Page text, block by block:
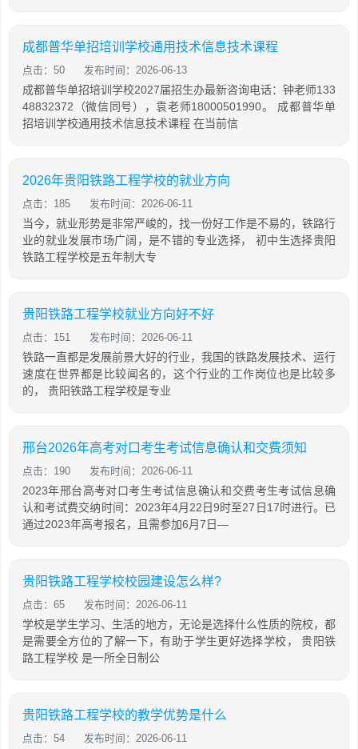
成都普华单招培训学校通用技术信息技术课程
点击：50 发布时间：2026-06-13
成都普华单招培训学校2027届招生办最新咨询电话：钟老师133
48832372（微信同号），袁老师18000501990。 成都普华单
招培训学校通用技术信息技术课程 在当前信
2026年贵阳铁路工程学校的就业方向
点击：185 发布时间：2026-06-11
当今，就业形势是非常严峻的，找一份好工作是不易的，铁路行
业的就业发展市场广阔，是不错的专业选择， 初中生选择贵阳
铁路工程学校是五年制大专
贵阳铁路工程学校就业方向好不好
点击：151 发布时间：2026-06-11
铁路一直都是发展前景大好的行业，我国的铁路发展技术、运行
速度在世界都是比较闻名的，这个行业的工作岗位也是比较多
的， 贵阳铁路工程学校是专业
邢台2026年高考对口考生考试信息确认和交费须知
点击：190 发布时间：2026-06-11
2023年邢台高考对口考生考试信息确认和交费考生考试信息确
认和考试费交纳时间：2023年4月22日9时至27日17时进行。已
通过2023年高考报名，且需参加6月7日—
贵阳铁路工程学校校园建设怎么样?
点击：65 发布时间：2026-06-11
学校是学生学习、生活的地方，无论是选择什么性质的院校，都
是需要全方位的了解一下，有助于学生更好选择学校， 贵阳铁
路工程学校 是一所全日制公
贵阳铁路工程学校的教学优势是什么
点击：54 发布时间：2026-06-11